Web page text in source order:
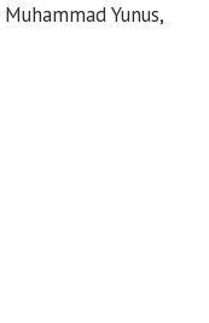
Yunus,